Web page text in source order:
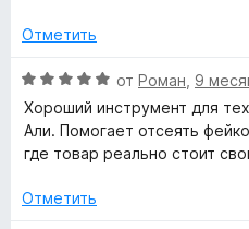
з
е
о
н
а
з
Отметить
О
ц
е
н
н
от Роман 9
Хороший инструмент для
Али. Помогает отсеять
где товар реально стоит
Отметить